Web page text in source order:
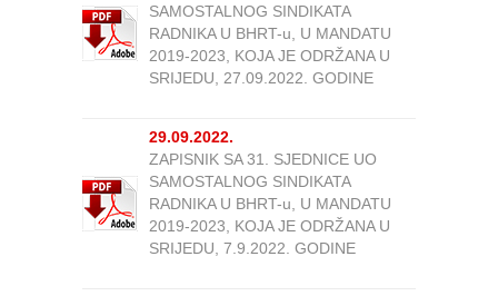
SAMOSTALNOG SINDIKATA
RADNIKA U BHRT-u, U MANDATU
2019-2023, KOJA JE ODRŽANA U
SRIJEDU, 27.09.2022. GODINE
29.09.2022.
ZAPISNIK SA 31. SJEDNICE UO
SAMOSTALNOG SINDIKATA
RADNIKA U BHRT-u, U MANDATU
2019-2023, KOJA JE ODRŽANA U
SRIJEDU, 7.9.2022. GODINE